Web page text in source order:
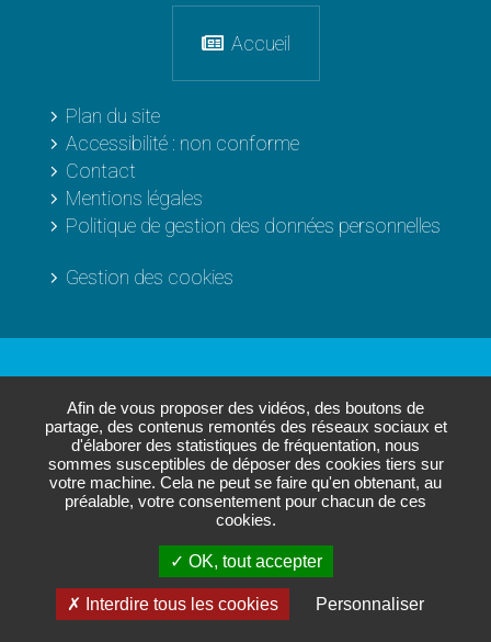
Afin de vous proposer des vidéos, des boutons de
partage, des contenus remontés des réseaux sociaux et
d'élaborer des statistiques de fréquentation, nous
sommes susceptibles de déposer des cookies tiers sur
votre machine. Cela ne peut se faire qu'en obtenant, au
préalable, votre consentement pour chacun de ces
cookies.
OK, tout accepter
Interdire tous les cookies Personnaliser
Accueil
Plan du site
Accessibilité : non conforme
Contact
Mentions légales
Politique de gestion des données personnelles
Gestion des cookies
Paris - Vallée de la Marne
Annuaire des entreprises
Plateforme emploi local
Maison de l'entreprise innovante